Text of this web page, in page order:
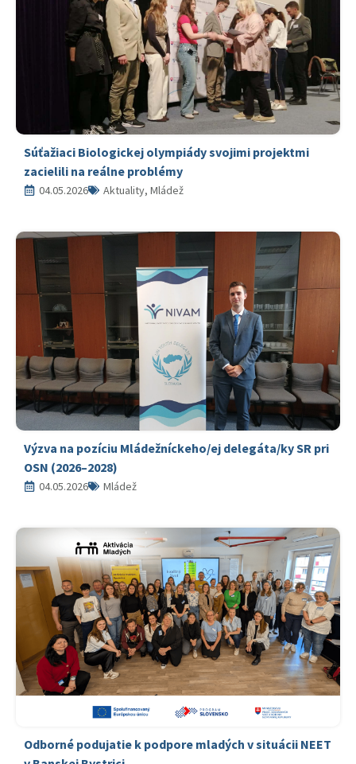
Súťažiaci Biologickej olympiády svojimi projektmi
zacielili na reálne problémy
04.05.2026 Aktuality, Mládež
Výzva na pozíciu Mládežníckeho/ej delegáta/ky SR pri
OSN (2026–2028)
04.05.2026 Mládež
Odborné podujatie k podpore mladých v situácii NEET